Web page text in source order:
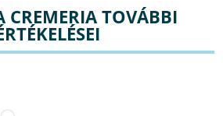
CREMERIA TOVÁBBI